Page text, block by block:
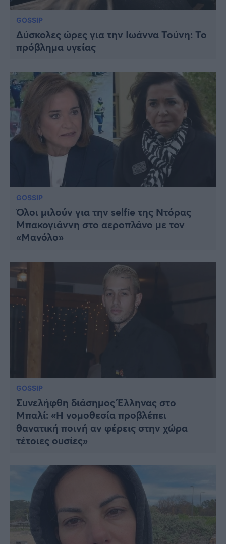
GOSSIP
Δύσκολες ώρες για την Ιωάννα Τούνη: Το
πρόβλημα υγείας
GOSSIP
Όλοι μιλούν για την selfie της Ντόρας
Μπακογιάννη στο αεροπλάνο με τον
«Μανόλο»
GOSSIP
Συνελήφθη διάσημος Έλληνας στο
Μπαλί: «Η νομοθεσία προβλέπει
θανατική ποινή αν φέρεις στην χώρα
τέτοιες ουσίες»